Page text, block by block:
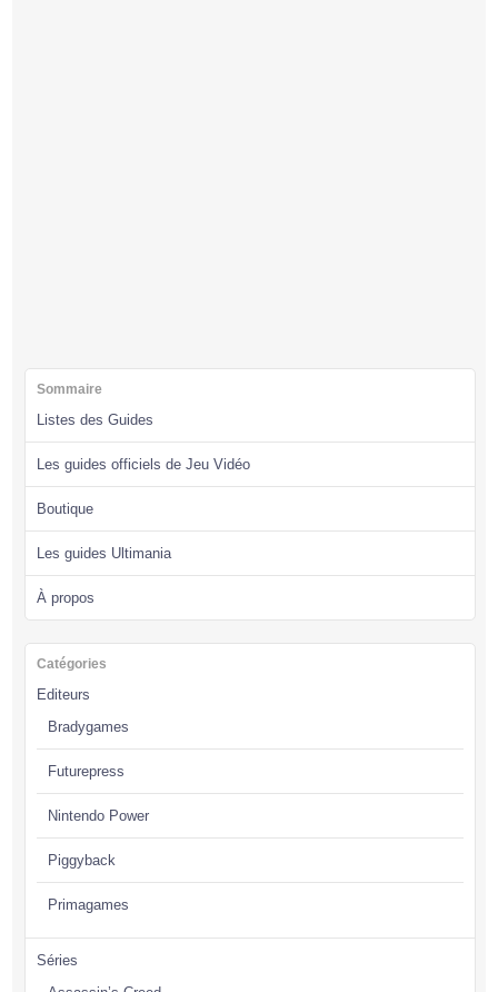
Sommaire
Listes des Guides
Les guides officiels de Jeu Vidéo
Boutique
Les guides Ultimania
À propos
Catégories
Editeurs
Bradygames
Futurepress
Nintendo Power
Piggyback
Primagames
Séries